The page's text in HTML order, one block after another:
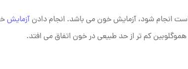
انجام شود، آزمایش خون می باشد. انجام دادنآزمایش
کم تر از حد طبیعی در خون اتفاق می‌ افتد.